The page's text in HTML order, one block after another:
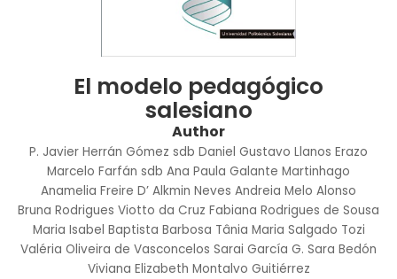
El modelo pedagógico
salesiano
Author
P. Javier Herrán Gómez sdb Daniel Gustavo Llanos Erazo
Marcelo Farfán sdb Ana Paula Galante Martinhago
Anamelia Freire D’ Alkmin Neves Andreia Melo Alonso
Bruna Rodrigues Viotto da Cruz Fabiana Rodrigues de Sousa
Maria Isabel Baptista Barbosa Tânia Maria Salgado Tozi
Valéria Oliveira de Vasconcelos Sarai García G. Sara Bedón
Viviana Elizabeth Montalvo Guitiérrez